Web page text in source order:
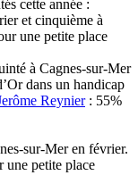
cette année :
et cinquième à
une petite place
à Cagnes-sur-Mer
dans un handicap
Reynier: 55%
sur-Mer en février.
une petite place